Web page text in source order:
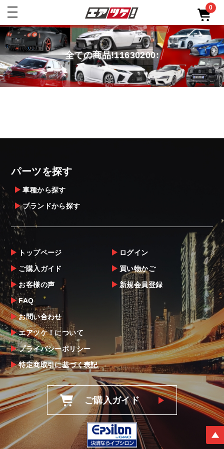
toggle
0
全ての商品!11630200:
パーツを探す
車種から探す
ブランドから探す
トップページ
ご購入ガイド
お客様の声
FAQ
お問い合わせ
エアツケ！について
プライバシーポリシー
特定商取引に基づく表記
ログイン
買い物かご
新規会員登録
ご購入ガイド